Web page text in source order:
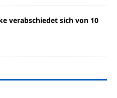
verabschiedet sich von 10